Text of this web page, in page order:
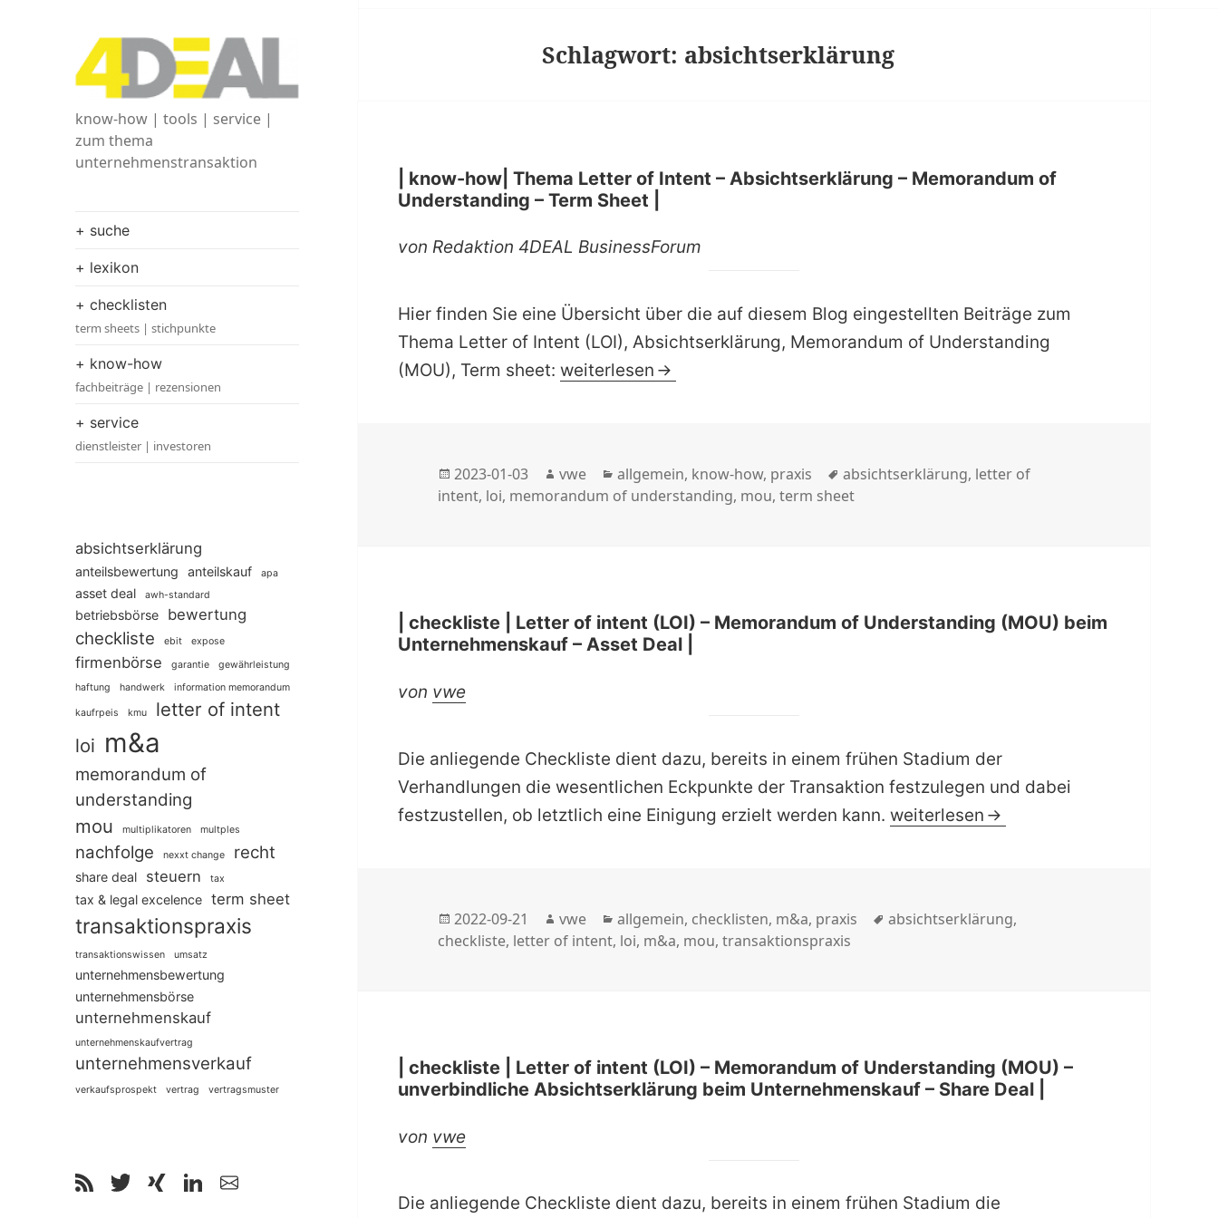
know-how | tools | service |
zum thema
unternehmenstransaktion
+ suche
+ lexikon
+ checklisten
term sheets | stichpunkte
+ know-how
fachbeiträge | rezensionen
+ service
dienstleister | investoren
absichtserklärung
anteilsbewertung anteilskauf apa
asset deal awh-standard
betriebsbörse bewertung
checkliste ebit expose
firmenbörse garantie
gewährleistung
haftung
handwerk information memorandum
kaufrpeis kmu
letter of intent
loi m&a
memorandum of
understanding
mou multiplikatoren multples
nachfolge nexxt change recht
share deal steuern tax
tax & legal excelence term sheet
transaktionspraxis
transaktionswissen umsatz
unternehmensbewertung
unternehmensbörse
unternehmenskauf
unternehmenskaufvertrag
unternehmensverkauf
verkaufsprospekt vertrag vertragsmuster
Schlagwort: absichtserklärung
| know-how| Thema Letter of Intent – Absichtserklärung – Memorandum of
Understanding – Term Sheet |
von Redaktion 4DEAL BusinessForum
Hier finden Sie eine Übersicht über die auf diesem Blog eingestellten Beiträge zum
Thema Letter of Intent (LOI), Absichtserklärung, Memorandum of Understanding
(MOU), Term sheet: | know-how| Thema Letter of Intent – Absichtserklärung – Memorandum of
weiterlesen
Veröffentlicht
am
2023-01-03 Autor
vwe Kategorien
allgemein, know-how, praxis Schlagwörter
absichtserklärung, letter of
intent, loi, memorandum of understanding, mou, term sheet
| checkliste | Letter of intent (LOI) – Memorandum of Understanding (MOU) beim
Unternehmenskauf – Asset Deal |
von vwe
Die anliegende Checkliste dient dazu, bereits in einem frühen Stadium der
Verhandlungen die wesentlichen Eckpunkte der Transaktion festzulegen und dabei
festzustellen, ob letztlich eine Einigung erzielt werden kann. | checkliste | Letter of intent (LOI) –
weiterlesen
Veröffentlicht
am
2022-09-21 Autor
vwe Kategorien
allgemein, checklisten, m&a, praxis Schlagwörter
absichtserklärung,
checkliste, letter of intent, loi, m&a, mou, transaktionspraxis
| checkliste | Letter of intent (LOI) – Memorandum of Understanding (MOU) –
unverbindliche Absichtserklärung beim Unternehmenskauf – Share Deal |
von vwe
Die anliegende Checkliste dient dazu, bereits in einem frühen Stadium die